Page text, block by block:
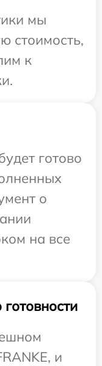
мы
стоимость,
к
готово
о
на все
и